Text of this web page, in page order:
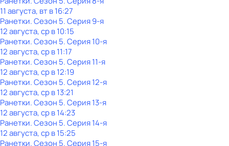
11 августа, вт в 16:27
Ранетки. Сезон 5. Серия 9-я
12 августа, ср в 10:15
Ранетки. Сезон 5. Серия 10-я
12 августа, ср в 11:17
Ранетки. Сезон 5. Серия 11-я
12 августа, ср в 12:19
Ранетки. Сезон 5. Серия 12-я
12 августа, ср в 13:21
Ранетки. Сезон 5. Серия 13-я
12 августа, ср в 14:23
Ранетки. Сезон 5. Серия 14-я
12 августа, ср в 15:25
Ранетки. Сезон 5. Серия 15-я